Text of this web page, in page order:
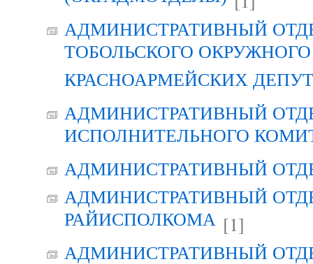
АДМИНИСТРАТИВНЫЙ
ТОБОЛЬСКОГО
КРАСНОАРМЕЙСКИХ
АДМИНИСТРАТИВНЫЙ
ИСПОЛНИТЕЛЬНОГО
АДМИНИСТРАТИВНЫЙ
АДМИНИСТРАТИВНЫЙ
РАЙИСПОЛКОМА [1]
АДМИНИСТРАТИВНЫЙ